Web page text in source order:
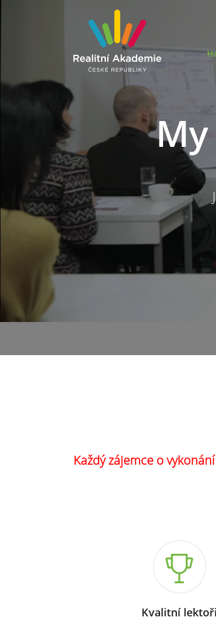
Každý zájemce o
Kvalitní lektoři